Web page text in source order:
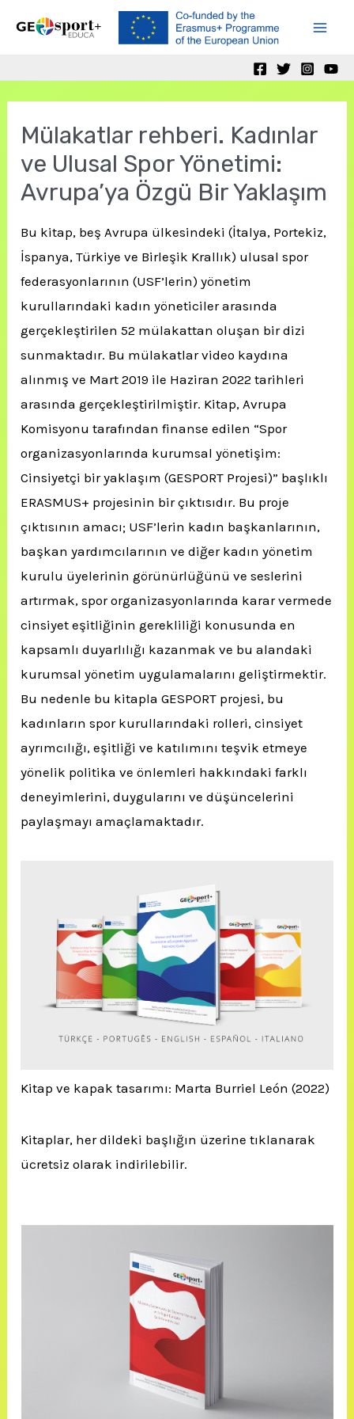
Mülakatlar rehberi. Kadınlar
ve Ulusal Spor Yönetimi:
Avrupa’ya Özgü Bir Yaklaşım
Bu kitap, beş Avrupa ülkesindeki (İtalya, Portekiz,
İspanya, Türkiye ve Birleşik Krallık) ulusal spor
federasyonlarının (USF’lerin) yönetim
kurullarındaki kadın yöneticiler arasında
gerçekleştirilen 52 mülakattan oluşan bir dizi
sunmaktadır. Bu mülakatlar video kaydına
alınmış ve Mart 2019 ile Haziran 2022 tarihleri
arasında gerçekleştirilmiştir. Kitap, Avrupa
Komisyonu tarafından finanse edilen “Spor
organizasyonlarında kurumsal yönetişim:
Cinsiyetçi bir yaklaşım (GESPORT Projesi)” başlıklı
ERASMUS+ projesinin bir çıktısıdır. Bu proje
çıktısının amacı; USF’lerin kadın başkanlarının,
başkan yardımcılarının ve diğer kadın yönetim
kurulu üyelerinin görünürlüğünü ve seslerini
artırmak, spor organizasyonlarında karar vermede
cinsiyet eşitliğinin gerekliliği konusunda en
kapsamlı duyarlılığı kazanmak ve bu alandaki
kurumsal yönetim uygulamalarını geliştirmektir.
Bu nedenle bu kitapla GESPORT projesi, bu
kadınların spor kurullarındaki rolleri, cinsiyet
ayrımcılığı, eşitliği ve katılımını teşvik etmeye
yönelik politika ve önlemleri hakkındaki farklı
deneyimlerini, duygularını ve düşüncelerini
paylaşmayı amaçlamaktadır.
Kitap ve kapak tasarımı: Marta Burriel León (2022)
Kitaplar, her dildeki başlığın üzerine tıklanarak
ücretsiz olarak indirilebilir.